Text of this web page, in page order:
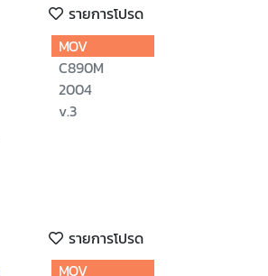
รายการโปรด
MOV
C890M
2004
v.3
รายการโปรด
MOV